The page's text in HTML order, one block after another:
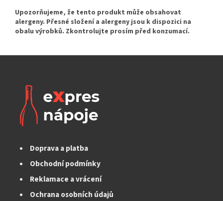
Doprava a platba
Obchodní podmínky
Reklamace a vrácení
Ochrana osobních údajů